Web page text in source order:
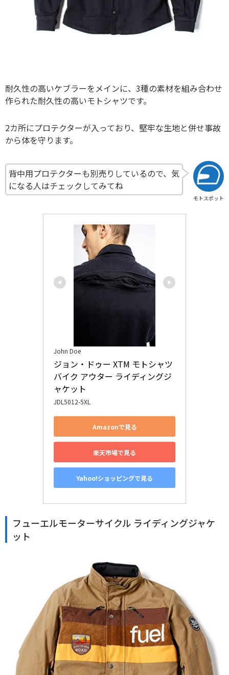
耐久性の高いケブラーをメインに、3種の素材を組み合わせ
作られた耐久性の高いモトシャツです。
2カ所にプロテクターが入っており、堅牢な生地と併せ事故
から体を守ります。
モトスポット
背中用プロテクターも別売りしているので、気
になる人はチェックしてみてね
John Doe
ジョン・ドゥー XTM モトシャツ
バイク アウター ライディングジ
ャケット
JDL5012-5XL
Amazonで見る
楽天市場で見る
Yahoo!ショッピングで見る
フューエルモーターサイクル ライディングジャケ
ット